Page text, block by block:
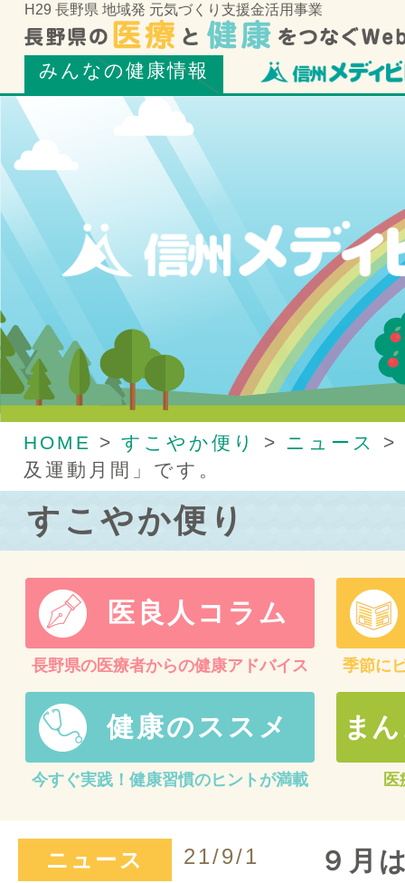
H29 長野県 地域発 元気づくり支援金活用事業
みんなの健康情報
HOME > すこやか便り > ニュース
>
及運動月間」です。
すこやか便り
医良人コラム
長野県の医療者からの健康アドバイス 季節に
健康のススメ
今すぐ実践！健康習慣のヒントが満載
ま
ニュース 21/9/1
９月